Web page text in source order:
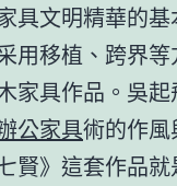
具文明精華的
用移植、跨界
家具作品。吳起
公家具術的作
賢》這套作品